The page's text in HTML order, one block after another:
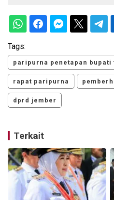
Tags:
paripurna penetapan
rapat paripurna
dprd jember
Terkait